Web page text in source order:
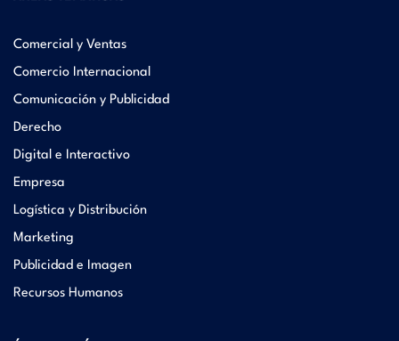
Comercial y Ventas
Comercio Internacional
Comunicación y Publicidad
Derecho
Digital e Interactivo
Empresa
Logística y Distribución
Marketing
Publicidad e Imagen
Recursos Humanos